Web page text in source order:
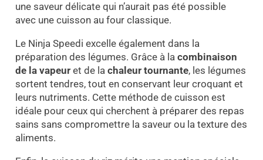
une saveur délicate qui n’aurait pas été possible
avec une cuisson au four classique.
Le Ninja Speedi excelle également dans la
préparation des légumes. Grâce à la combinaison
de la vapeuret de la chaleur tournante, les légumes
sortent tendres, tout en conservant leur croquant et
leurs nutriments. Cette méthode de cuisson est
idéale pour ceux qui cherchent à préparer des repas
sains sans compromettre la saveur ou la texture des
aliments.